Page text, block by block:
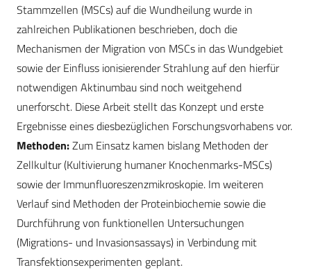
Stammzellen (MSCs) auf die Wundheilung wurde in
zahlreichen Publikationen beschrieben, doch die
Mechanismen der Migration von MSCs in das Wundgebiet
sowie der Einfluss ionisierender Strahlung auf den hierfür
notwendigen Aktinumbau sind noch weitgehend
unerforscht. Diese Arbeit stellt das Konzept und erste
Ergebnisse eines diesbezüglichen Forschungsvorhabens vor.
Methoden:Zum Einsatz kamen bislang Methoden der
Zellkultur (Kultivierung humaner Knochenmarks-MSCs)
sowie der Immunfluoreszenzmikroskopie. Im weiteren
Verlauf sind Methoden der Proteinbiochemie sowie die
Durchführung von funktionellen Untersuchungen
(Migrations- und Invasionsassays) in Verbindung mit
Transfektionsexperimenten geplant.